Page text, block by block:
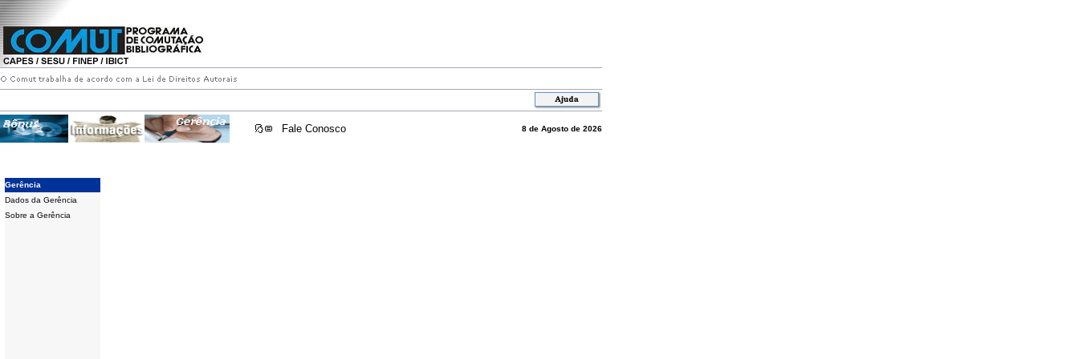
Fale Conosco 8 de Agosto de 2026
Gerência
Dados da Gerência
Sobre a Gerência